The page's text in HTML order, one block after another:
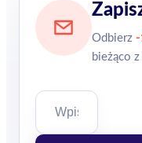
Odbierz -
bieżąco